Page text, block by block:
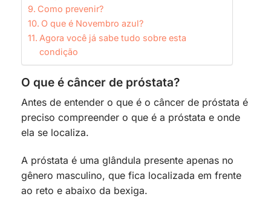
Como prevenir?
O que é Novembro azul?
Agora você já sabe tudo sobre esta
condição
O que é câncer de próstata?
Antes de entender o que é o câncer de próstata é
preciso compreender o que é a próstata e onde
ela se localiza.
A próstata é uma glândula presente apenas no
gênero masculino, que fica localizada em frente
ao reto e abaixo da bexiga.